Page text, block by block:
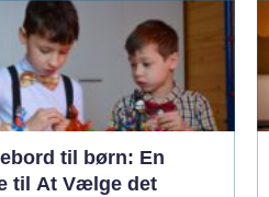
til børn: En
til At Vælge det